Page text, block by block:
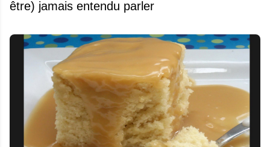
être) jamais entendu parler